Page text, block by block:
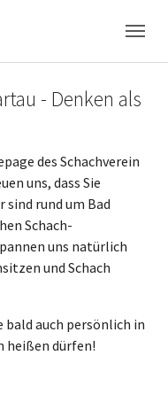
- Denken als
des Schachverein
uns, dass Sie
sind rund um Bad
Schach-
uns natürlich
und Schach
bald auch persönlich in
heißen dürfen!